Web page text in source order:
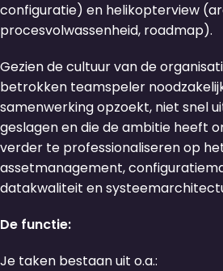
configuratie) en helikopterview
procesvolwassenheid, roadmap).
Gezien de cultuur van de
betrokken teamspeler
samenwerking opzoekt, niet snel
geslagen en die de ambitie heeft
verder te professionaliseren op
assetmanagement,
datakwaliteit en
De functie:
Je taken bestaan uit o.a.: